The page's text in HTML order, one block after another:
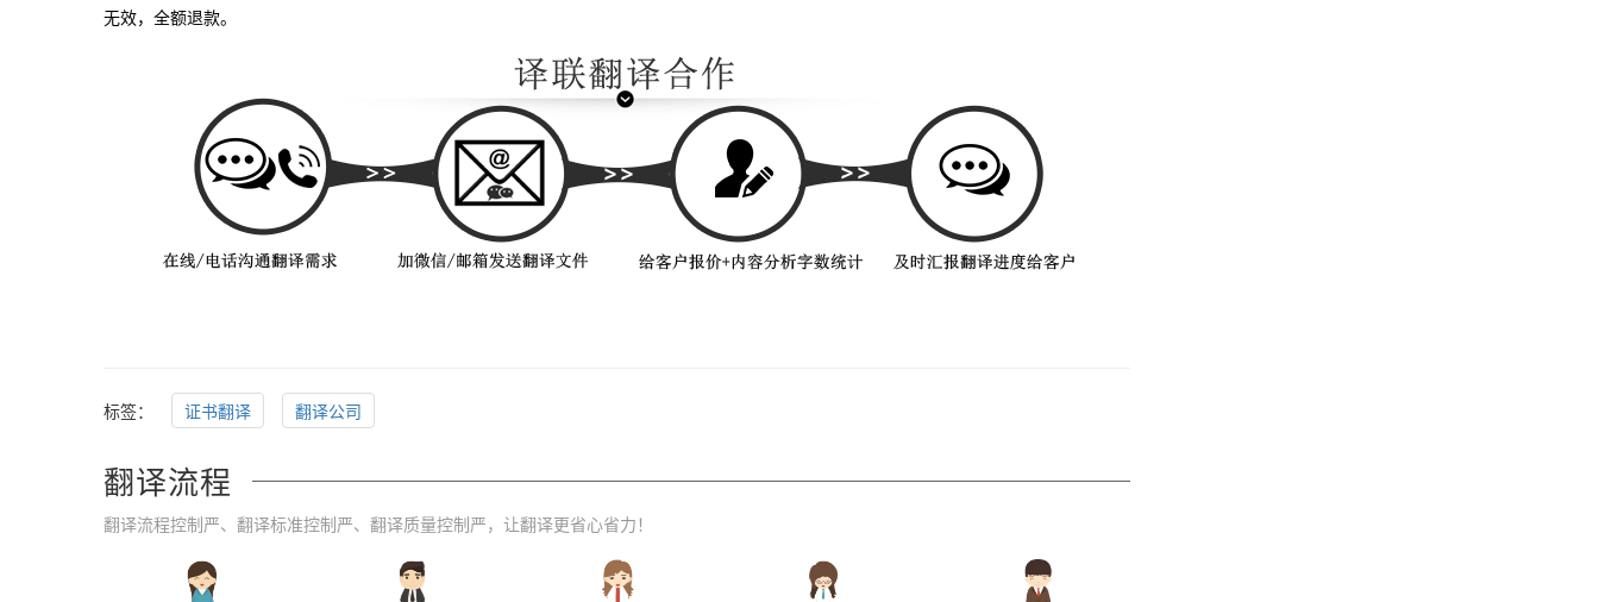
无效，全额退款。
标签： 证书翻译 翻译公司
翻译流程
翻译流程控制严、翻译标准控制严、翻译质量控制严，让翻译更省心省力！